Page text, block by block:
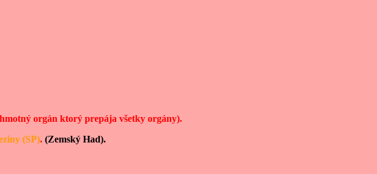
orgán ktorý prepája všetky orgány).
(SP). (Zemský Had).